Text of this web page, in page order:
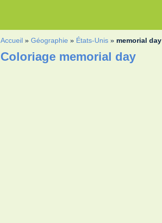
Accueil »Géographie » États-Unis » memorial day
Coloriage memorial day